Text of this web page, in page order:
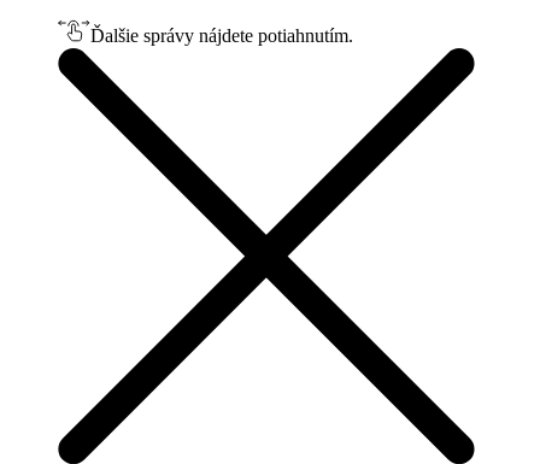
Ďalšie správy nájdete potiahnutím.